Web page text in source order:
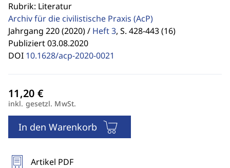
Rubrik: Literatur
Archiv für die civilistische Praxis (AcP)
Jahrgang 220 (2020) / Heft 3, S. 428-443 (16)
Publiziert 03.08.2020
DOI 10.1628/acp-2020-0021
inkl. gesetzl. MwSt.
In den Warenkorb
Artikel PDF